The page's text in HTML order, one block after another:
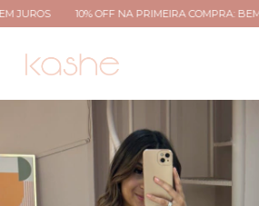
10% OFF NA PRIMEIRA COMPRA: BEMVINDA